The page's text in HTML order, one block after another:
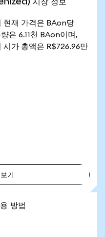
현재 가격은 BAon당
은 6.11천 BAon이며,
가 총액은 R$726.96만
기
방법